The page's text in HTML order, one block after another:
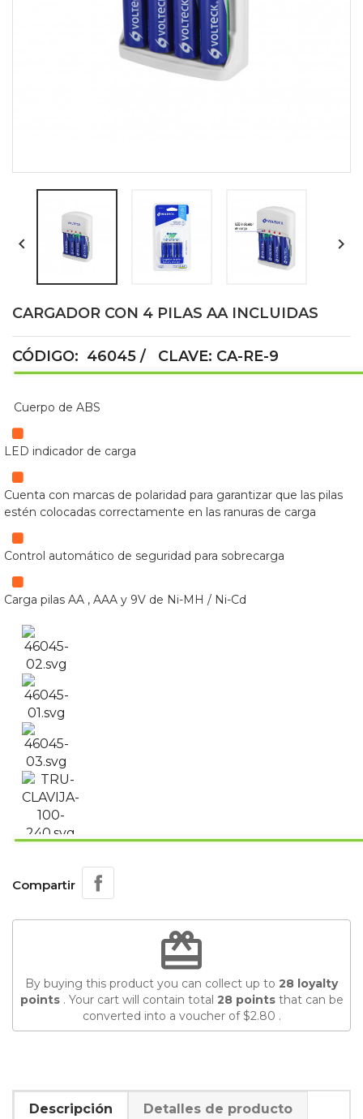
 
CARGADOR CON 4 PILAS AA INCLUIDAS
CÓDIGO: 46045 / CLAVE: CA-RE-9
Cuerpo de ABS
LED indicador de carga
Cuenta con marcas de polaridad para garantizar que las pilas
estén colocadas correctamente en las ranuras de carga
Control automático de seguridad para sobrecarga
Carga pilas AA , AAA y 9V de Ni-MH / Ni-Cd
Compartir
redeem
By buying this product you can collect up to 28 loyalty
points. Your cart will contain total 28pointsthat can be
converted into a voucher of$2.80 .
Descripción Detalles de producto